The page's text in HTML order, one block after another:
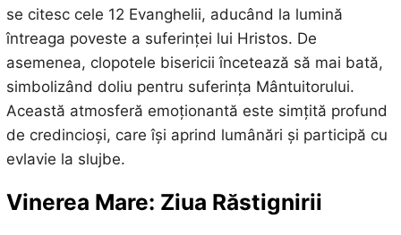
se citesc cele 12 Evanghelii, aducând la lumină
întreaga poveste a suferinței lui Hristos. De
asemenea, clopotele bisericii încetează să mai bată,
simbolizând doliu pentru suferința Mântuitorului.
Această atmosferă emoționantă este simțită profund
de credincioși, care își aprind lumânări și participă cu
evlavie la slujbe.
Vinerea Mare: Ziua Răstignirii